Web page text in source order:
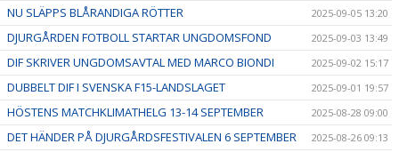
NU SLÄPPS BLÅRANDIGA RÖTTER 2025-09-05 13:20
DJURGÅRDEN FOTBOLL STARTAR UNGDOMSFOND 2025-09-03 13:49
DIF SKRIVER UNGDOMSAVTAL MED MARCO BIONDI 2025-09-02 15:17
DUBBELT DIF I SVENSKA F15-LANDSLAGET 2025-09-01 19:57
HÖSTENS MATCHKLIMATHELG 13-14 SEPTEMBER 2025-08-28 09:00
DET HÄNDER PÅ DJURGÅRDSFESTIVALEN 6 SEPTEMBER 2025-08-26 09:13